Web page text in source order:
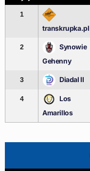
1
transkrupka.pl
2
Synowie
Gehenny
3 Diadal II
4
Los
Amarillos